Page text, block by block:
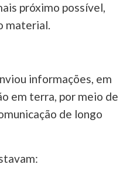
próximo possível,
material.
informações, em
em terra, por meio de
de longo